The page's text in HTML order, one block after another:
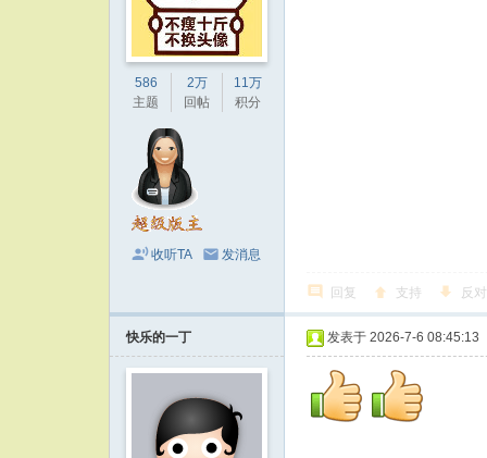
586
主题
2万
回帖
11万
积分
收听TA 发消息
回复 支持 反对
快乐的一丁 发表于 2026-7-6 08:45:13